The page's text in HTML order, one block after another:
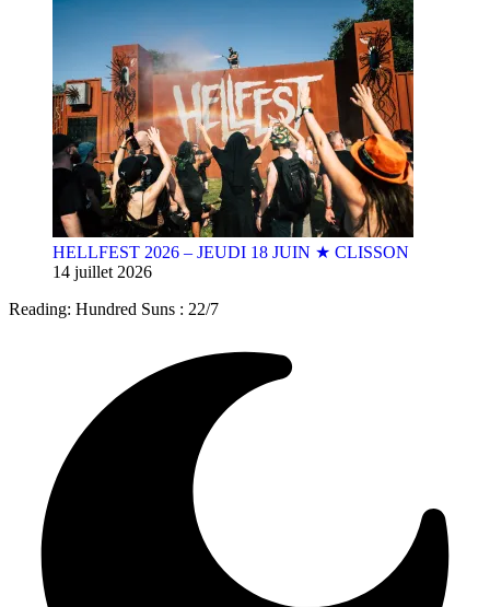
HELLFEST 2026 – JEUDI 18 JUIN ★ CLISSON
14 juillet 2026
Reading: Hundred Suns : 22/7